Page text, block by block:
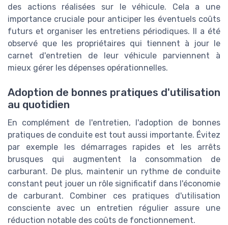
des actions réalisées sur le véhicule. Cela a une
importance cruciale pour anticiper les éventuels coûts
futurs et organiser les entretiens périodiques. Il a été
observé que les propriétaires qui tiennent à jour le
carnet d'entretien de leur véhicule parviennent à
mieux gérer les dépenses opérationnelles.
Adoption de bonnes pratiques d'utilisation
au quotidien
En complément de l'entretien, l'adoption de bonnes
pratiques de conduite est tout aussi importante. Évitez
par exemple les démarrages rapides et les arrêts
brusques qui augmentent la consommation de
carburant. De plus, maintenir un rythme de conduite
constant peut jouer un rôle significatif dans l'économie
de carburant. Combiner ces pratiques d'utilisation
consciente avec un entretien régulier assure une
réduction notable des coûts de fonctionnement.